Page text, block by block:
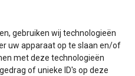
gebruiken wij technologieën
uw apparaat op te slaan en/of
met deze technologieën
of unieke ID's op deze